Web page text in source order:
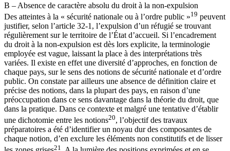
B – Absence de caractère absolu du droit à la non-expulsion
Des atteintes à la « sécurité nationale ou à l’ordre public »19 peuvent
justifier, selon l’article 32-1, l’expulsion d’un réfugié se trouvant
régulièrement sur le territoire de l’État d’accueil. Si l’encadrement
du droit à la non-expulsion est dès lors explicite, la terminologie
employée est vague, laissant la place à des interprétations très
variées. Il existe en effet une diversité d’approches, en fonction de
chaque pays, sur le sens des notions de sécurité nationale et d’ordre
public. On constate par ailleurs une absence de définition claire et
précise des notions, dans la plupart des pays, en raison d’une
préoccupation dans ce sens davantage dans la théorie du droit, que
dans la pratique. Dans ce contexte et malgré une tentative d’établir
une dichotomie entre les notions20, l’objectif des travaux
préparatoires a été d’identifier un noyau dur des composantes de
chaque notion, d’en exclure les éléments non constitutifs et de lisser
21